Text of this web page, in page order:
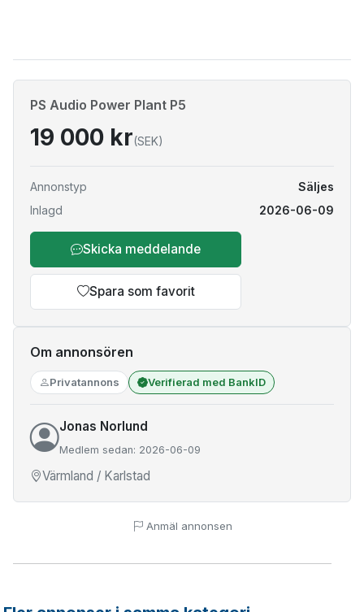
PS Audio Power Plant P5
19 000 kr(SEK)
Annonstyp
Säljes
Inlagd
2026-06-09
Skicka meddelande
Spara som favorit
Om annonsören
Privatannons Verifierad med BankID
Jonas Norlund
Medlem sedan: 2026-06-09
Värmland / Karlstad
Anmäl annonsen